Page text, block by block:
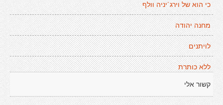
כי הוא של וירג´יניה וולף
מחנה יהודה
לויתנים
ללא כותרת
קשור אלי